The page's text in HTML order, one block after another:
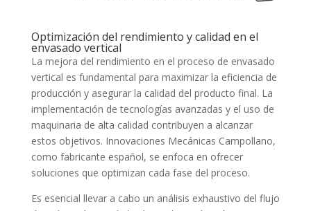
Optimización del rendimiento y calidad en el
envasado vertical
La mejora del rendimiento en el proceso de envasado
vertical es fundamental para maximizar la eficiencia de
producción y asegurar la calidad del producto final. La
implementación de tecnologías avanzadas y el uso de
maquinaria de alta calidad contribuyen a alcanzar
estos objetivos. Innovaciones Mecánicas Campollano,
como fabricante español, se enfoca en ofrecer
soluciones que optimizan cada fase del proceso.
Es esencial llevar a cabo un análisis exhaustivo del flujo